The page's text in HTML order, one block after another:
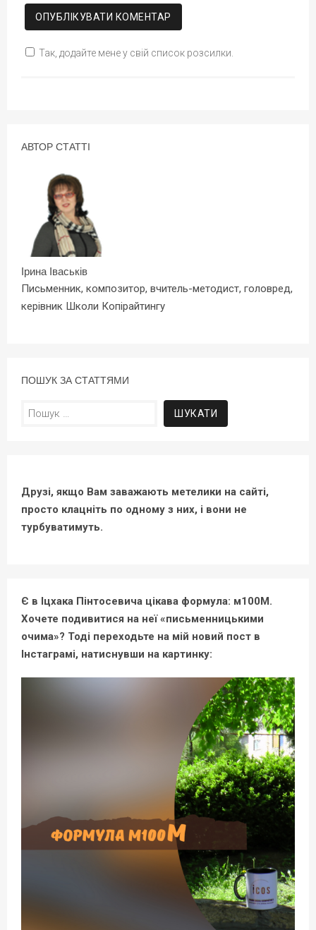
Так, додайте мене у свій список розсилки.
АВТОР СТАТТІ
Ірина Іваськів
Письменник, композитор, вчитель-методист, головред,
керівник Школи Копірайтингу
ПОШУК ЗА СТАТТЯМИ
Пошук:
Друзі, якщо Вам заважають метелики на сайті,
просто клацніть по одному з них, і вони не
турбуватимуть.
Є в Іцхака Пінтосевича цікава формула: м100М.
Хочете подивитися на неї «письменницькими
очима»? Тоді переходьте на мій новий пост в
Інстаграмі, натиснувши на картинку: